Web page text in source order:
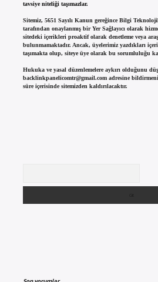
tavsiye niteliği taşımazlar.
Sitemiz, 5651 Sayılı Kanun gereğince Bilgi
tarafından onaylanmış bir Yer Sağlayıcı olarak
sitedeki içerikleri proaktif olarak denetleme veya
bulunmamaktadır. Ancak, üyelerimiz yazdıkları
taşımakta olup, siteye üye olarak bu sorumluluğu
Hukuka ve yasal düzenlemelere aykırı olduğunu
backlinkpanelicomtr@gmail.comadresine
süre içerisinde sitemizden kaldırılacaktır.